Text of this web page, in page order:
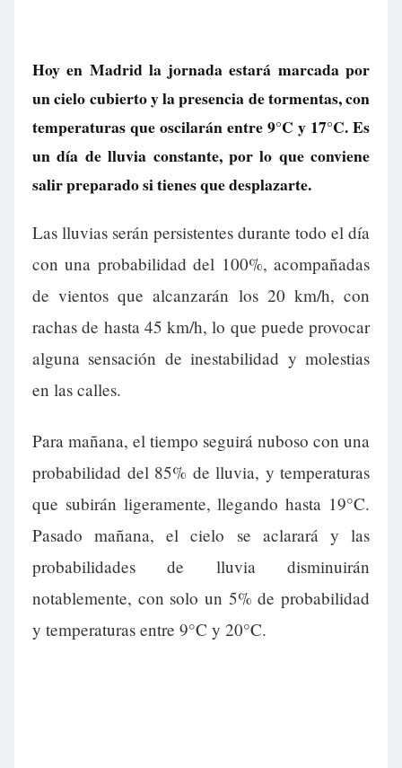
Hoy en Madrid la jornada estará marcada por
un cielo cubierto y la presencia de tormentas, con
temperaturas que oscilarán entre 9°C y 17°C. Es
un día de lluvia constante, por lo que conviene
salir preparado si tienes que desplazarte.
Las lluvias serán persistentes durante todo el día
con una probabilidad del 100%, acompañadas
de vientos que alcanzarán los 20 km/h, con
rachas de hasta 45 km/h, lo que puede provocar
alguna sensación de inestabilidad y molestias
en las calles.
Para mañana, el tiempo seguirá nuboso con una
probabilidad del 85% de lluvia, y temperaturas
que subirán ligeramente, llegando hasta 19°C.
Pasado mañana, el cielo se aclarará y las
probabilidades de lluvia disminuirán
notablemente, con solo un 5% de probabilidad
y temperaturas entre 9°C y 20°C.